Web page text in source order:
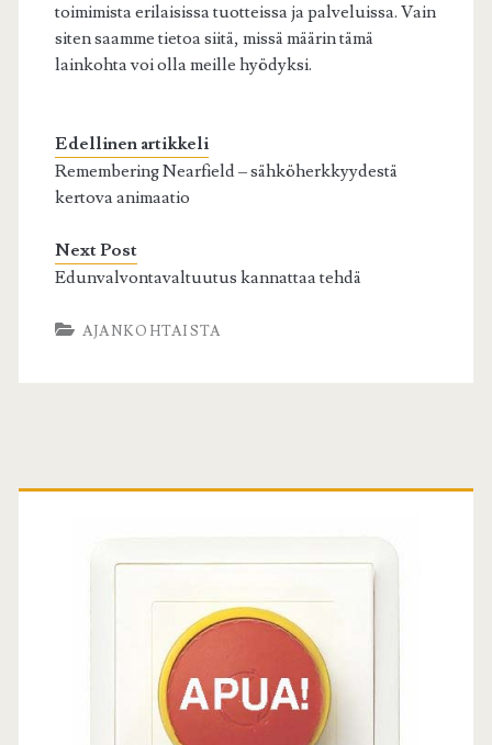
toimimista erilaisissa tuotteissa ja palveluissa. Vain
siten saamme tietoa siitä, missä määrin tämä
lainkohta voi olla meille hyödyksi.
Edellinen artikkeli
Remembering Nearfield – sähköherkkyydestä
kertova animaatio
Next Post
Edunvalvontavaltuutus kannattaa tehdä
AJANKOHTAISTA
Ensisijainen